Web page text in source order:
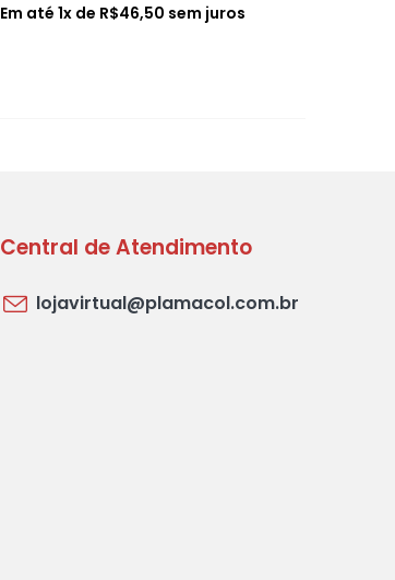
Em até 1x de R$46,50 sem juros
Central de Atendimento
lojavirtual@plamacol.com.br